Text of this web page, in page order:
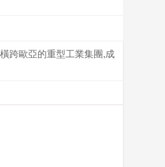
跨歐亞的重型工業集團,成